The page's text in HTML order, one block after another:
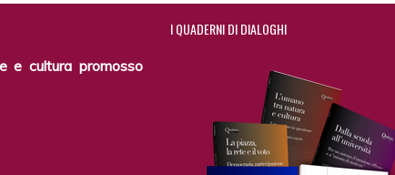
e cultura promosso
IQUADERNI DI DIALOGHI